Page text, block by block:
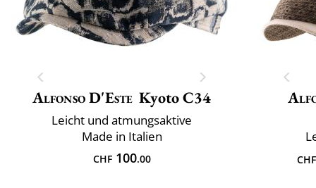
Alfonso D'Este Kyoto C34
Leicht und atmungsaktive
Made in Italien
CHF100.00 CHF